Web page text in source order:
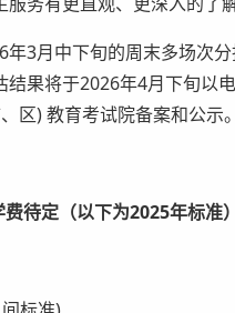
3月中下旬的周末多场次分
果将于2026年4月下旬以
区) 教育考试院备案和公示。
待定（以下为2025年标准）